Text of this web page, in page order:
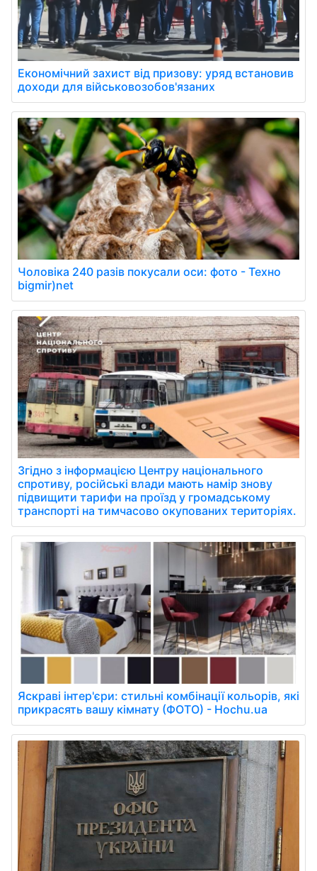
Економічний захист від призову: уряд встановив
доходи для військовозобов'язаних
Чоловіка 240 разів покусали оси: фото - Техно
bigmir)net
Згідно з інформацією Центру національного
спротиву, російські влади мають намір знову
підвищити тарифи на проїзд у громадському
транспорті на тимчасово окупованих територіях.
Яскраві інтер'єри: стильні комбінації кольорів, які
прикрасять вашу кімнату (ФОТО) - Hochu.ua